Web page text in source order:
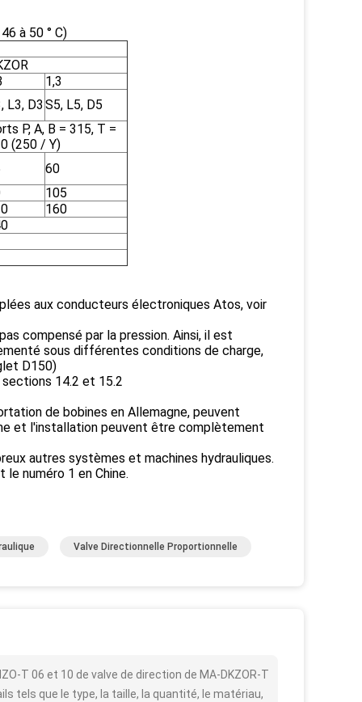
à 50 ° C)
1,3
L3, D3 S5, L5, D5
P, A, B = 315, T =
(250 / Y)
60
105
160
aux conducteurs électroniques Atos, voir
compensé par la pression. Ainsi, il est
sous différentes conditions de charge,
D150)
14.2 et 15.2
de bobines en Allemagne, peuvent
et l'installation peuvent être complètement
autres systèmes et machines hydrauliques.
numéro 1 en Chine.
Valve Directionnelle Proportionnelle
T 06 et 10 de valve de direction de MA-DKZOR-T
tels que le type, la taille, la quantité, le matériau,